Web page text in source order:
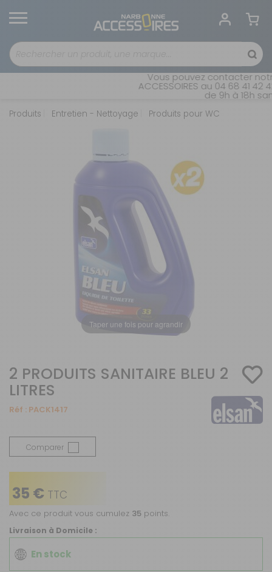
Vous pouvez contacter
ACCESSOIRES au 04 68 41
de 9h à 18h
Produits Entretien - Nettoyage Produits pour WC
Taper une fois pour agrandir
2 PRODUITS SANITAIRE BLEU 2
LITRES
Réf : PACK1417
Comparer
35 € TTC
Avec ce produit vous cumulez 35 points.
Livraison à Domicile :
En stock